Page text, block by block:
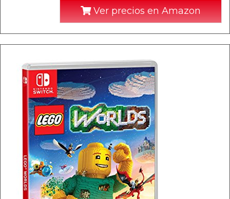
Ver precios en Amazon